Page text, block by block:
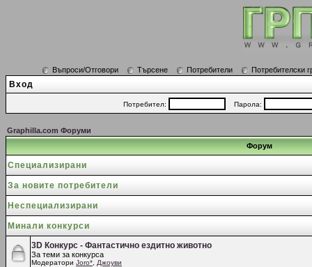
Въпроси/Отговори Търсене Потребители Потребителски
Вход
Потребител: Парола:
Graphilla.com Форуми
Форум
Специализирани
За новите потребители
Неспециализирани
Минали конкурси
3D Конкурс - Фантастично ездитно животно
За теми за конкурса
Модератори Joro* Джоуви